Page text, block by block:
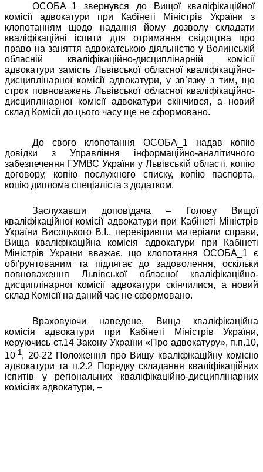
ОСОБА_1 звернувся до Вищої кваліфікаційної
комісії адвокатури при Кабінеті Міністрів України з
клопотанням щодо надання йому дозволу складати
кваліфікаційні іспити для отримання свідоцтва про
право на заняття адвокатською діяльністю у Волинській
обласній
кваліфікаційно-дисциплінарній комісії
адвокатури замість Львівської обласної кваліфікаційно-
дисциплінарної комісії адвокатури, у зв’язку з тим, що
строк повноважень Львівської обласної кваліфікаційно-
дисциплінарної комісії адвокатури скінчився, а новий
склад Комісії до цього часу ще не сформовано.
До свого клопотання ОСОБА_1 надав копію
довідки з Управління інформаційно-аналітичного
забезпечення ГУМВС України у Львівській області, копію
договору, копію послужного списку, копію паспорта,
копію диплома спеціаліста з додатком.
Заслухавши доповідача – Голову Вищої
кваліфікаційної комісії адвокатури при Кабінеті Міністрів
України Висоцького В.І., перевіривши матеріали справи,
Вища кваліфікаційна комісія адвокатури при Кабінеті
Міністрів України вважає, що клопотання ОСОБА_1 є
обґрунтованим та підлягає до задоволення, оскільки
повноваження Львівської обласної кваліфікаційно-
дисциплінарної комісії адвокатури скінчилися, а новий
склад Комісії на даний час не сформовано.
Враховуючи наведене, Вища кваліфікаційна
комісія адвокатури при Кабінеті Міністрів України,
керуючись ст.14 Закону України «Про адвокатуру», п.п.10,
10-1 , 20-22 Положення про Вищу кваліфікаційну комісію
адвокатури та п.2.2 Порядку складання кваліфікаційних
іспитів у регіональних кваліфікаційно-дисциплінарних
комісіях адвокатури, –